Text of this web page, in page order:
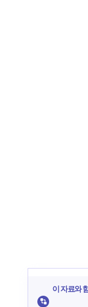
이 자료와